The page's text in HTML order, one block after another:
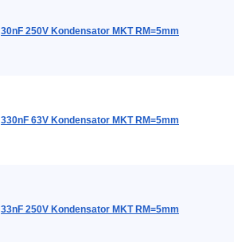
30nF 250V Kondensator MKT RM=5mm
330nF 63V Kondensator MKT RM=5mm
33nF 250V Kondensator MKT RM=5mm